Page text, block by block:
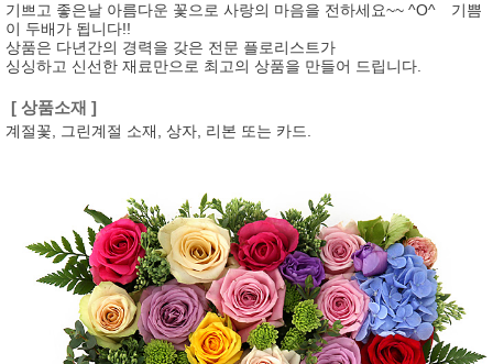
기쁘고 좋은날 아름다운 꽃으로 사랑의 마음을 전하세요~~ ^O^ 기쁨
이 두배가 됩니다!!
상품은 다년간의 경력을 갖은 전문 플로리스트가
싱싱하고 신선한 재료만으로 최고의 상품을 만들어 드립니다.
[ 상품소재 ]
계절꽃, 그린계절 소재, 상자, 리본 또는 카드.